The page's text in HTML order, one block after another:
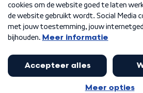
Algemene voorwaarden